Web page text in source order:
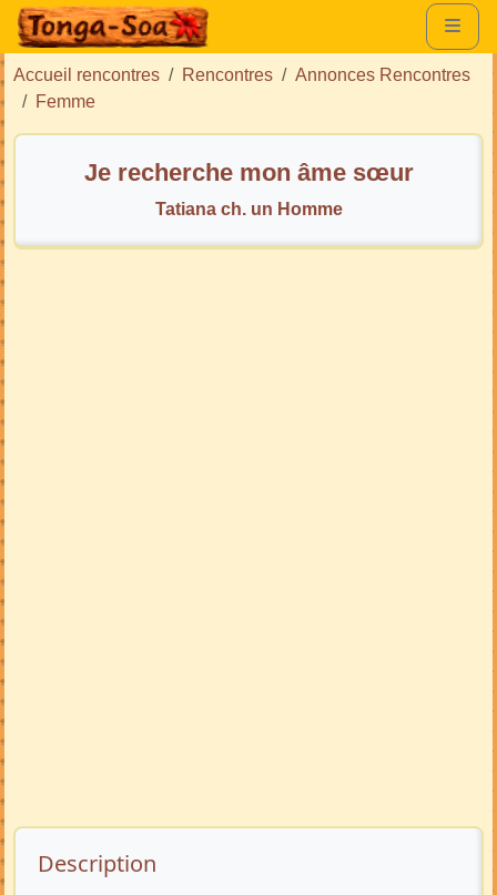
Accueil rencontres Rencontres
Annonces Rencontres
Femme
Je recherche mon âme sœur
Tatiana ch. un Homme
Description de l’annonce
Description